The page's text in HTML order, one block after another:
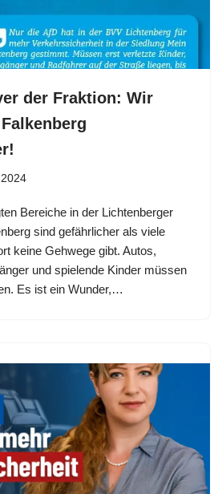
der Fraktion: Wir
Bereiche in der Lichtenberger
sind gefährlicher als viele
keine Gehwege gibt. Autos,
und spielende Kinder müssen
Es ist ein Wunder,…